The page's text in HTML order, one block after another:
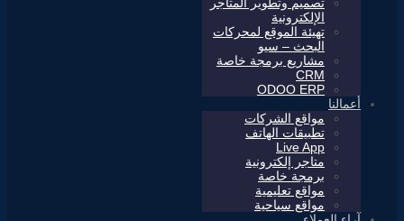
الإلكترونية
تهيئة الموقع لمحركات
البحث – سيو
مشاريع برمجة خاصة
CRM
ODOO ERP
أعمالنا
مواقع الشركات
تطبيقات الهاتف
Live App
متاجر إلكترونية
برمجة خاصة
مواقع تعليمية
مواقع سياحية